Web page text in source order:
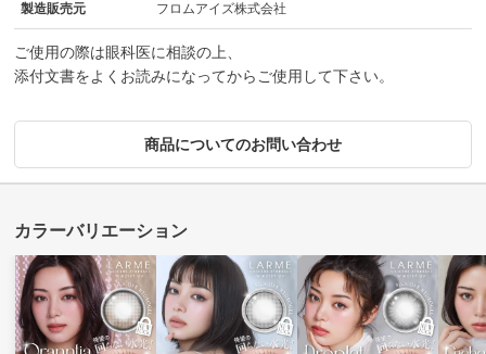
製造販売元 フロムアイズ株式会社
ご使用の際は眼科医に相談の上、
添付文書をよくお読みになってからご使用して下さい。
商品についてのお問い合わせ